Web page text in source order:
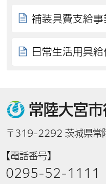
補装具費支給事
日常生活用具
常陸大宮
〒319-2292 茨城県常
【電話番号】
0295-52-1111